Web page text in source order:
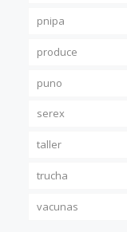
pnipa
produce
puno
serex
taller
trucha
vacunas